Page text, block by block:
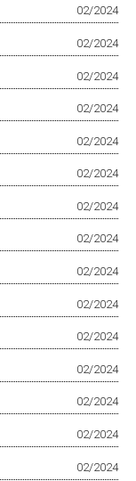
02/2024
02/2024
02/2024
02/2024
02/2024
02/2024
02/2024
02/2024
02/2024
02/2024
02/2024
02/2024
02/2024
02/2024
02/2024